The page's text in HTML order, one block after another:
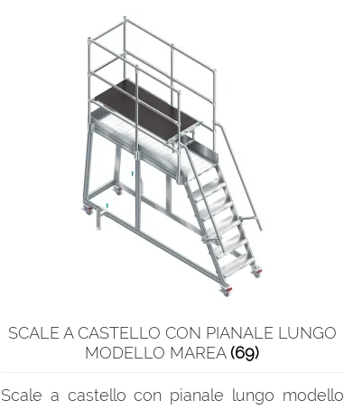
SCALE A CASTELLO CON PIANALE LUNGO
MODELLO MAREA(69)
Scale a castello con pianale lungo modello